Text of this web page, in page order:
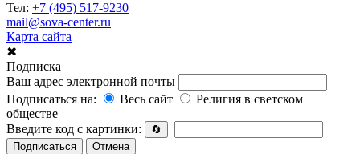
Тел: +7 (495) 517-9230
mail@sova-center.ru
Карта сайта
✖
Подписка
Ваш адрес электронной почты
Подписаться на:
Весь сайт
Религия в светском
обществе
Введите код с картинки:
🔄
Подписаться
Отмена